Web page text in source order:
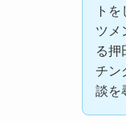
ト
ツメ
る押
チン
談を